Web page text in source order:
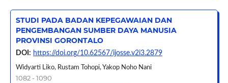
STUDI PADA BADAN KEPEGAWAIAN DAN
PENGEMBANGAN SUMBER DAYA MANUSIA
PROVINSI GORONTALO
DOI: https://doi.org/10.62567/ijosse.v2i3.2879
Widyarti Liko, Rustam Tohopi, Yakop Noho Nani
1082 - 1090